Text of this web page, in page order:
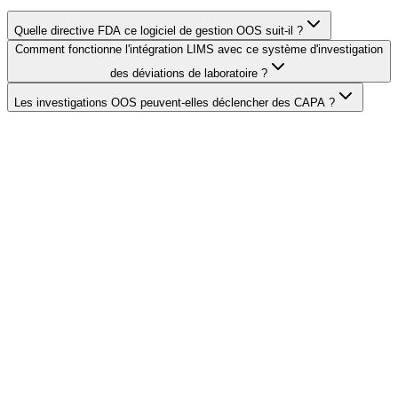
Quelle directive FDA ce logiciel de gestion OOS suit-il ?
Comment fonctionne l'intégration LIMS avec ce système d'investigation
des déviations de laboratoire ?
Les investigations OOS peuvent-elles déclencher des CAPA ?